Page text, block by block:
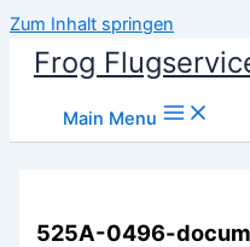
Zum Inhalt springen
Frog
Main Menu
525A-0496-